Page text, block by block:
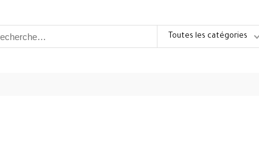
Toutes les catégories